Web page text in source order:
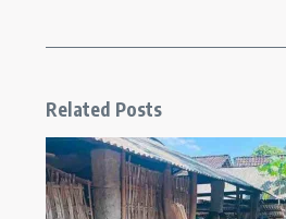
Related Posts